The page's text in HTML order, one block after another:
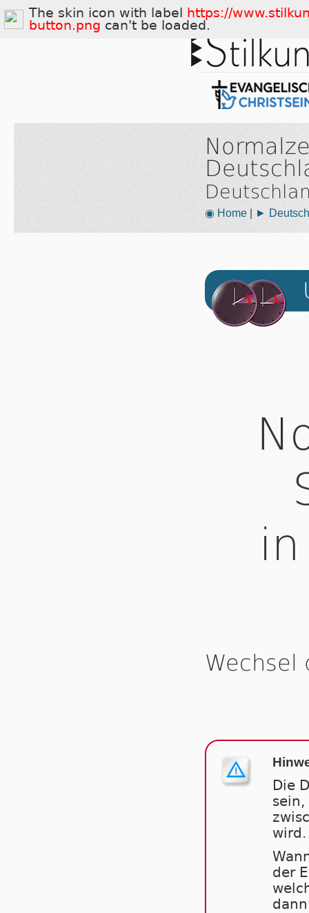
◉ Home| ►
Wechsel
Die
sein,
wird.
der
The skin icon with label
https://
button.png can't be loaded.